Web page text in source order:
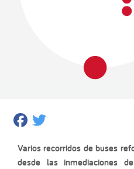
Facebook
Varios recorridos de buses
desde las inmediaciones